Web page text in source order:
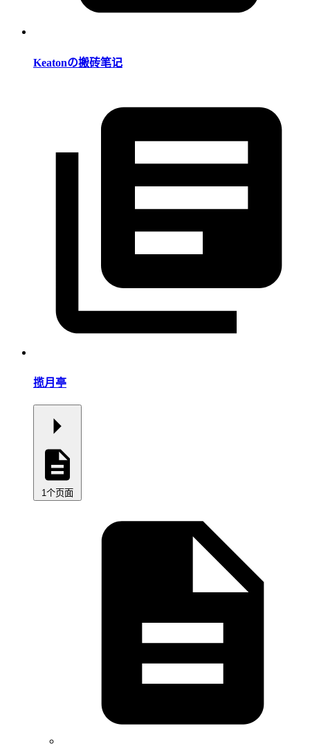
Keatonの搬砖笔记
揽月亭
1个页面